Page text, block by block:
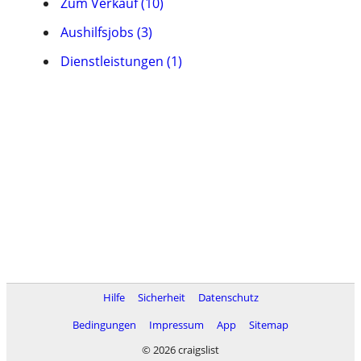
Aushilfsjobs (3)
Dienstleistungen (1)
Hilfe Sicherheit
Datenschutz
Bedingungen
Impressum App
Sitemap
© 2026 craigslist